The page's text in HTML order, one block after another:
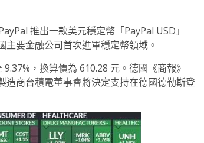
推出一款美元穩定幣「PayPal USD」
要金融公司首次進軍穩定幣領域。
，換算價為 610.28 元。德國《商報》
商台積電董事會將決定支持在德國德勒斯登